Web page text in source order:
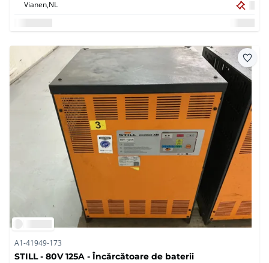
Vianen,NL
A1-41949-173
STILL - 80V 125A - Încărcătoare de baterii